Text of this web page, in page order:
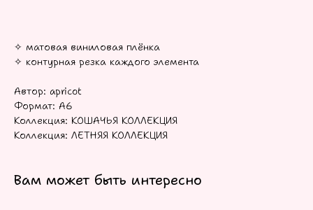
✧ матовая виниловая плёнка
✧ контурная резка каждого элемента
Автор: apricot
Формат: А6
Коллекция: КОШАЧЬЯ КОЛЛЕКЦИЯ
Коллекция: ЛЕТНЯЯ КОЛЛЕКЦИЯ
Вам может быть интересно